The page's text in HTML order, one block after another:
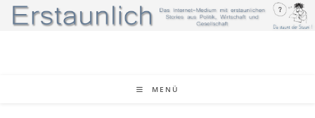
Zum
Inhalt
MENÜ